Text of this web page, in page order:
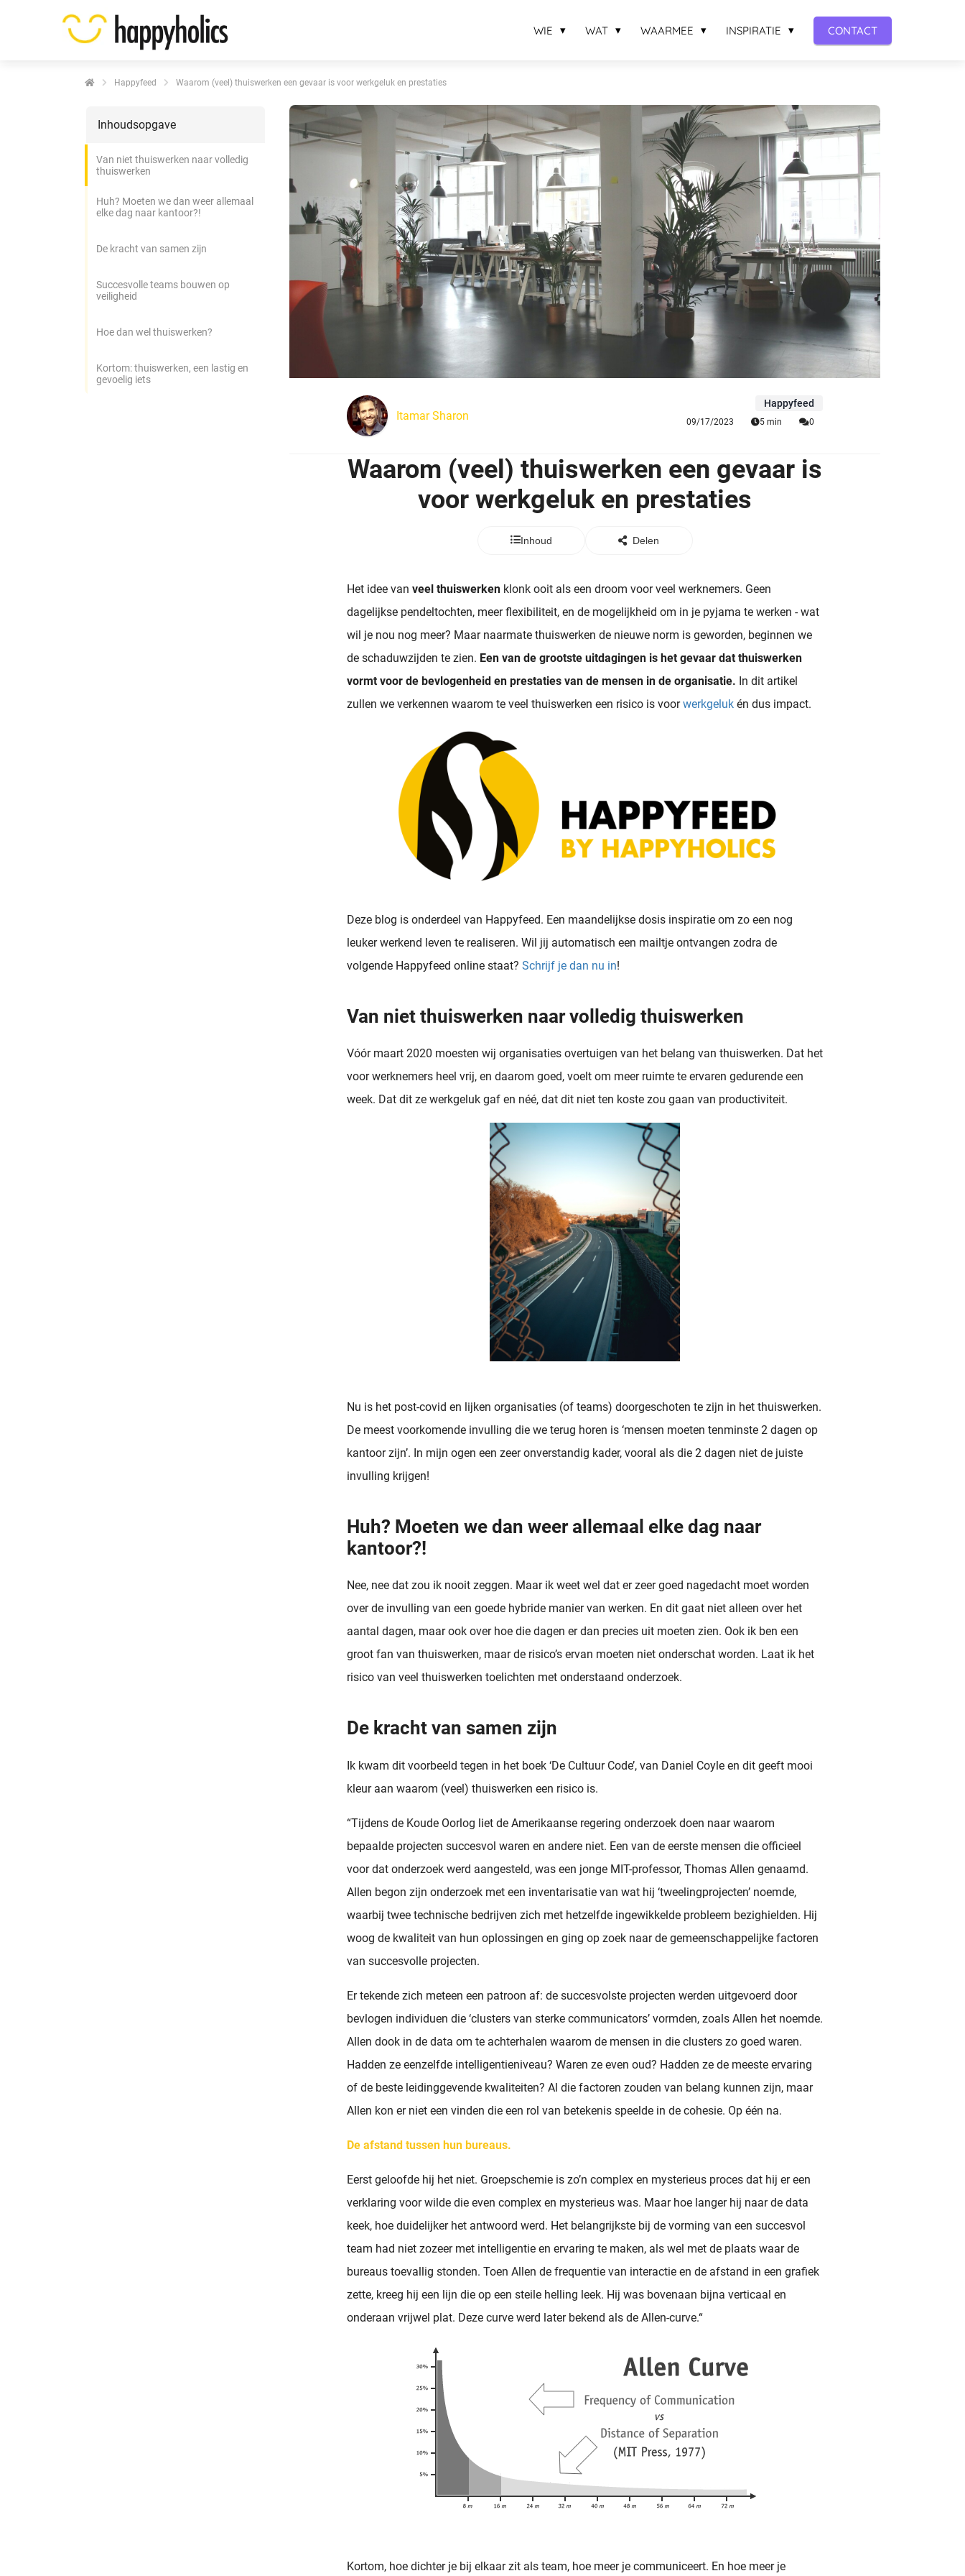
WIE WAT WAARMEE INSPIRATIE CONTACT
Happyfeed Waarom (veel) thuiswerken een gevaar is voor werkgeluk en prestaties
Inhoudsopgave
Van niet thuiswerken naar volledig
thuiswerken
Huh? Moeten we dan weer allemaal
elke dag naar kantoor?!
De kracht van samen zijn
Succesvolle teams bouwen op
veiligheid
Hoe dan wel thuiswerken?
Kortom: thuiswerken, een lastig en
gevoelig iets
Itamar Sharon
Happyfeed
09/17/2023 5 min 0
Waarom (veel) thuiswerken een gevaar is
voor werkgeluk en prestaties
Inhoud Delen
Het idee van veel thuiswerken klonk ooit als een droom voor veel werknemers. Geen
dagelijkse pendeltochten, meer flexibiliteit, en de mogelijkheid om in je pyjama te werken - wat
wil je nou nog meer? Maar naarmate thuiswerken de nieuwe norm is geworden, beginnen we
de schaduwzijden te zien. Een van de grootste uitdagingen is het gevaar dat thuiswerken
vormt voor de bevlogenheid en prestaties van de mensen in de organisatie. In dit artikel
zullen we verkennen waarom te veel thuiswerken een risico is voorwerkgeluk én dus impact.
Deze blog is onderdeel van Happyfeed. Een maandelijkse dosis inspiratie om zo een nog
leuker werkend leven te realiseren. Wil jij automatisch een mailtje ontvangen zodra de
volgende Happyfeed online staat? Schrijf je dan nu in!
Van niet thuiswerken naar volledig thuiswerken
Vóór maart 2020 moesten wij organisaties overtuigen van het belang van thuiswerken. Dat het
voor werknemers heel vrij, en daarom goed, voelt om meer ruimte te ervaren gedurende een
week. Dat dit ze werkgeluk gaf en néé, dat dit niet ten koste zou gaan van productiviteit.
Nu is het post-covid en lijken organisaties (of teams) doorgeschoten te zijn in het thuiswerken.
De meest voorkomende invulling die we terug horen is ‘mensen moeten tenminste 2 dagen op
kantoor zijn’. In mijn ogen een zeer onverstandig kader, vooral als die 2 dagen niet de juiste
invulling krijgen!
Huh? Moeten we dan weer allemaal elke dag naar
kantoor?!
Nee, nee dat zou ik nooit zeggen. Maar ik weet wel dat er zeer goed nagedacht moet worden
over de invulling van een goede hybride manier van werken. En dit gaat niet alleen over het
aantal dagen, maar ook over hoe die dagen er dan precies uit moeten zien. Ook ik ben een
groot fan van thuiswerken, maar de risico’s ervan moeten niet onderschat worden. Laat ik het
risico van veel thuiswerken toelichten met onderstaand onderzoek.
De kracht van samen zijn
Ik kwam dit voorbeeld tegen in het boek ‘De Cultuur Code’, van Daniel Coyle en dit geeft mooi
kleur aan waarom (veel) thuiswerken een risico is.
“Tijdens de Koude Oorlog liet de Amerikaanse regering onderzoek doen naar waarom
bepaalde projecten succesvol waren en andere niet. Een van de eerste mensen die officieel
voor dat onderzoek werd aangesteld, was een jonge MIT-professor, Thomas Allen genaamd.
Allen begon zijn onderzoek met een inventarisatie van wat hij ‘tweelingprojecten’ noemde,
waarbij twee technische bedrijven zich met hetzelfde ingewikkelde probleem bezighielden. Hij
woog de kwaliteit van hun oplossingen en ging op zoek naar de gemeenschappelijke factoren
van succesvolle projecten.
Er tekende zich meteen een patroon af: de succesvolste projecten werden uitgevoerd door
bevlogen individuen die ‘clusters van sterke communicators’ vormden, zoals Allen het noemde.
Allen dook in de data om te achterhalen waarom de mensen in die clusters zo goed waren.
Hadden ze eenzelfde intelligentieniveau? Waren ze even oud? Hadden ze de meeste ervaring
of de beste leidinggevende kwaliteiten? Al die factoren zouden van belang kunnen zijn, maar
Allen kon er niet een vinden die een rol van betekenis speelde in de cohesie. Op één na.
De afstand tussen hun bureaus.
Eerst geloofde hij het niet. Groepschemie is zo’n complex en mysterieus proces dat hij er een
verklaring voor wilde die even complex en mysterieus was. Maar hoe langer hij naar de data
keek, hoe duidelijker het antwoord werd. Het belangrijkste bij de vorming van een succesvol
team had niet zozeer met intelligentie en ervaring te maken, als wel met de plaats waar de
bureaus toevallig stonden. Toen Allen de frequentie van interactie en de afstand in een grafiek
zette, kreeg hij een lijn die op een steile helling leek. Hij was bovenaan bijna verticaal en
onderaan vrijwel plat. Deze curve werd later bekend als de Allen-curve.“
Kortom, hoe dichter je bij elkaar zit als team, hoe meer je communiceert. En hoe meer je